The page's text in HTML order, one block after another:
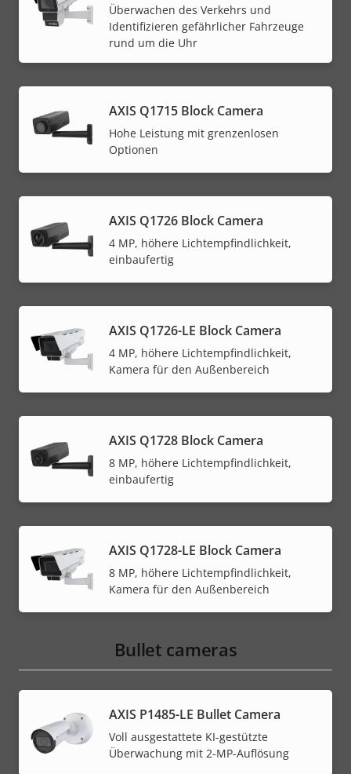
Überwachen des Verkehrs und
Identifizieren gefährlicher Fahrzeuge
rund um die Uhr
AXIS Q1715 Block Camera
Hohe Leistung mit grenzenlosen
Optionen
AXIS Q1726 Block Camera
4 MP, höhere Lichtempfindlichkeit,
einbaufertig
AXIS Q1726-LE Block Camera
4 MP, höhere Lichtempfindlichkeit,
Kamera für den Außenbereich
AXIS Q1728 Block Camera
8 MP, höhere Lichtempfindlichkeit,
einbaufertig
AXIS Q1728-LE Block Camera
8 MP, höhere Lichtempfindlichkeit,
Kamera für den Außenbereich
Bullet cameras
AXIS P1485-LE Bullet Camera
Voll ausgestattete KI-gestützte
Überwachung mit 2-MP-Auflösung